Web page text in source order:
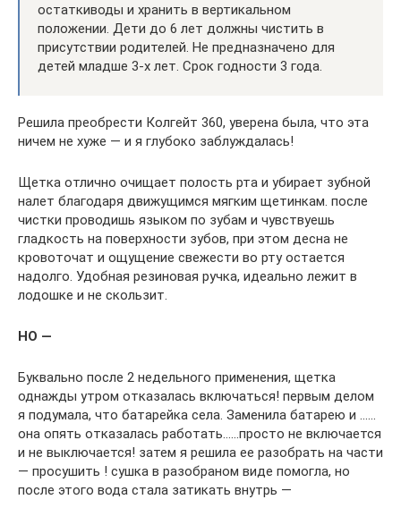
остаткиводы и хранить в вертикальном
положении. Дети до 6 лет должны чистить в
присутствии родителей. Не предназначено для
детей младше 3-х лет. Срок годности 3 года.
Решила преобрести Колгейт 360, уверена была, что эта
ничем не хуже — и я глубоко заблуждалась!
Щетка отлично очищает полость рта и убирает зубной
налет благодаря движущимся мягким щетинкам. после
чистки проводишь языком по зубам и чувствуешь
гладкость на поверхности зубов, при этом десна не
кровоточат и ощущение свежести во рту остается
надолго. Удобная резиновая ручка, идеально лежит в
лодошке и не скользит.
НО —
Буквально после 2 недельного применения, щетка
однажды утром отказалась включаться! первым делом
я подумала, что батарейка села. Заменила батарею и ……
она опять отказалась работать……просто не включается
и не выключается! затем я решила ее разобрать на части
— просушить ! сушка в разобраном виде помогла, но
после этого вода стала затикать внутрь —